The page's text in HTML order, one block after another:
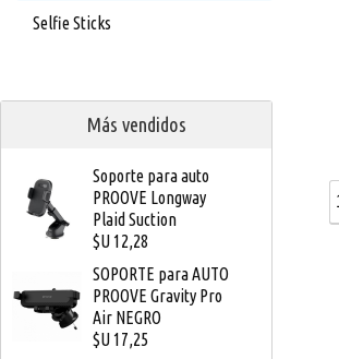
Selfie Sticks
Más vendidos
Soporte para auto
PROOVE Longway
Plaid Suction
$U 12,28
SOPORTE para AUTO
PROOVE Gravity Pro
Air NEGRO
$U 17,25